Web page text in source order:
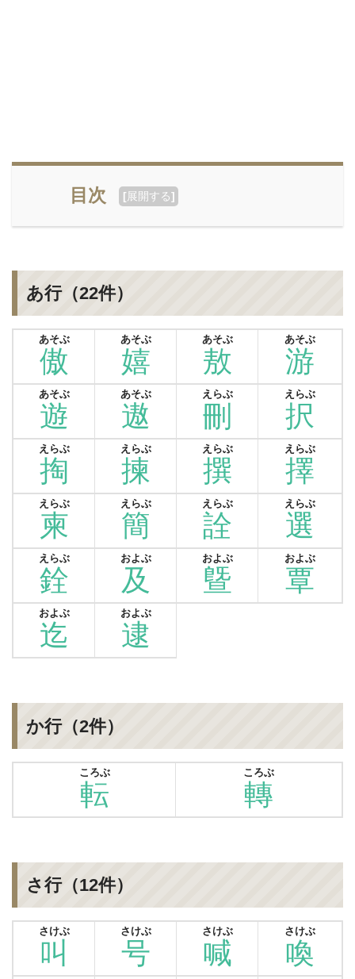
目次 [展開する]
あ行（22件）
傲
あそぶ
嬉
あそぶ
敖
あそぶ
游
あそぶ
遊
あそぶ
遨
あそぶ
刪
えらぶ
択
えらぶ
掏
えらぶ
揀
えらぶ
撰
えらぶ
擇
えらぶ
柬
えらぶ
簡
えらぶ
詮
えらぶ
選
えらぶ
銓
えらぶ
及
およぶ
曁
およぶ
覃
およぶ
迄
およぶ
逮
およぶ
か行（2件）
転
ころぶ
轉
ころぶ
さ行（12件）
叫
さけぶ
号
さけぶ
喊
さけぶ
喚
さけぶ